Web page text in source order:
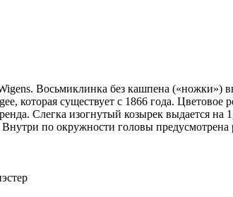
Восьмиклинка без кашпена («ножки»)
которая существует с 1866 года.
Слегка изогнутый козырек выдается
по окружности головы